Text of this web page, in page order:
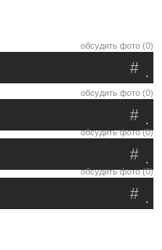
обсудить фото (0)
.
#
обсудить фото (0)
.
#
обсудить фото (0)
.
#
обсудить фото (0)
.
#